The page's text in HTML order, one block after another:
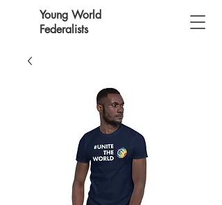
Young World
Federalists